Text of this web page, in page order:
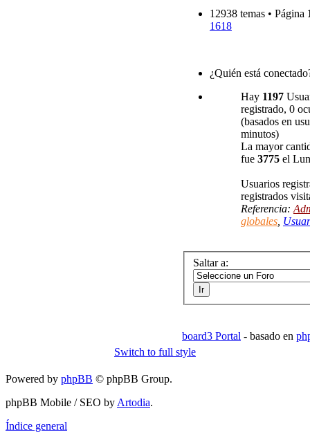
12938 temas • Página
1618
¿Quién está
Hay 1197
registrado, 0
(basados en
minutos)
La mayor
fue 3775 el
Usuarios
registrados
Referencia:
globales,
Saltar a:
board3 Portal - basado en
Switch to full style
Powered by phpBB © phpBB Group.
phpBB Mobile / SEO by Artodia.
Índice general